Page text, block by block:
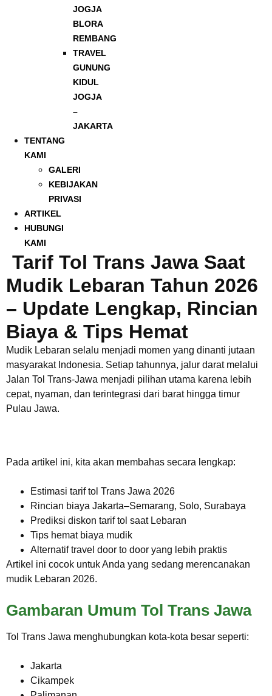
JOGJA
BLORA
REMBANG
TRAVEL
GUNUNG
KIDUL
JOGJA
–
JAKARTA
TENTANG
KAMI
GALERI
KEBIJAKAN
PRIVASI
ARTIKEL
HUBUNGI
KAMI
Tarif Tol Trans Jawa Saat
Mudik Lebaran Tahun 2026
– Update Lengkap, Rincian
Biaya & Tips Hemat
Mudik Lebaran selalu menjadi momen yang dinanti jutaan
masyarakat Indonesia. Setiap tahunnya, jalur darat melalui
Jalan Tol Trans-Jawa menjadi pilihan utama karena lebih
cepat, nyaman, dan terintegrasi dari barat hingga timur
Pulau Jawa.
Pada artikel ini, kita akan membahas secara lengkap:
Estimasi tarif tol Trans Jawa 2026
Rincian biaya Jakarta–Semarang, Solo, Surabaya
Prediksi diskon tarif tol saat Lebaran
Tips hemat biaya mudik
Alternatif travel door to door yang lebih praktis
Artikel ini cocok untuk Anda yang sedang merencanakan
mudik Lebaran 2026.
Gambaran Umum Tol Trans Jawa
Tol Trans Jawa menghubungkan kota-kota besar seperti:
Jakarta
Cikampek